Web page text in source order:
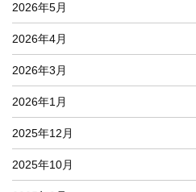
2026年5月
2026年4月
2026年3月
2026年1月
2025年12月
2025年10月